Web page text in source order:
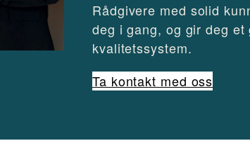
Rådgivere med solid
deg i gang, og gir deg
kvalitetssystem.
Ta kontakt med oss